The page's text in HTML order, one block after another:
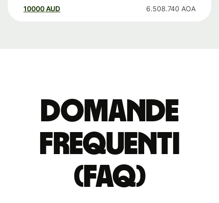
10000 AUD 6.508.740 AOA
Domande
Frequenti
(FAQ)